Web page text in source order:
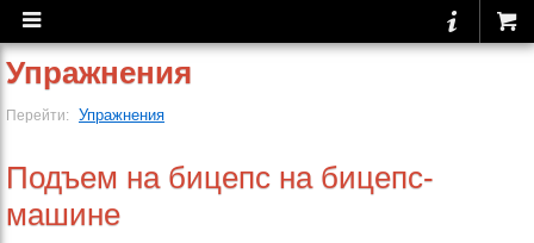
Упражнения
Перейти: Упражнения
Подъем на бицепс на бицепс-
машине